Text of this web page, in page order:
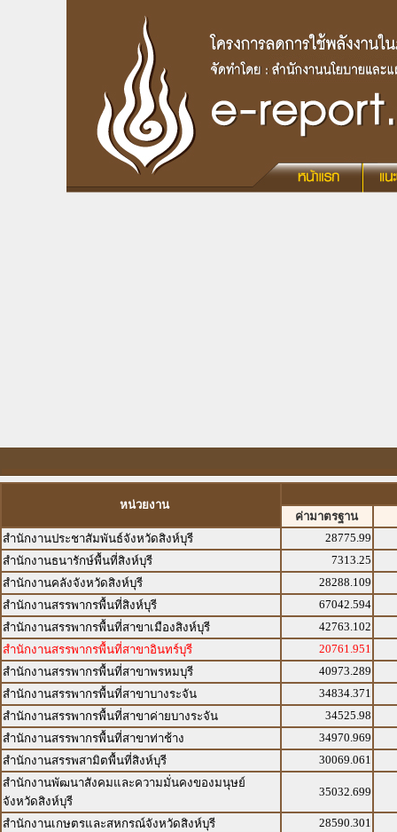
หน่วยงาน
ค่ามาตรฐาน
สำนักงานประชาสัมพันธ์จังหวัดสิงห์บุรี
28775.99
สำนักงานธนารักษ์พื้นที่สิงห์บุรี
7313.25
สำนักงานคลังจังหวัดสิงห์บุรี
28288.109
สำนักงานสรรพากรพื้นที่สิงห์บุรี
67042.594
สำนักงานสรรพากรพื้นที่สาขาเมืองสิงห์บุรี
42763.102
สำนักงานสรรพากรพื้นที่สาขาอินทร์บุรี
20761.951
สำนักงานสรรพากรพื้นที่สาขาพรหมบุรี
40973.289
สำนักงานสรรพากรพื้นที่สาขาบางระจัน
34834.371
สำนักงานสรรพากรพื้นที่สาขาค่ายบางระจัน
34525.98
สำนักงานสรรพากรพื้นที่สาขาท่าช้าง
34970.969
สำนักงานสรรพสามิตพื้นที่สิงห์บุรี
30069.061
สำนักงานพัฒนาสังคมและความมั่นคงของมนุษย์
จังหวัดสิงห์บุรี
35032.699
สำนักงานเกษตรและสหกรณ์จังหวัดสิงห์บุรี
28590.301